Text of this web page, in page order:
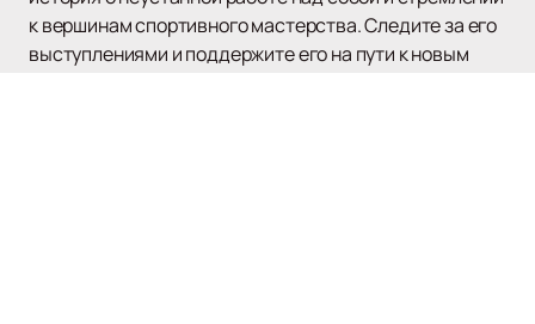
к вершинам спортивного мастерства. Следите за его
выступлениями и поддержите его на пути к новым